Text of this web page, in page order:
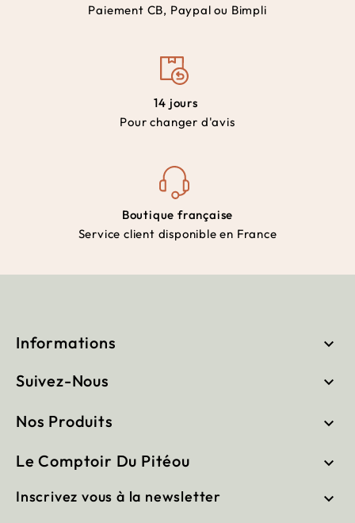
Paiement CB, Paypal ou Bimpli
14 jours
Pour changer d'avis
Boutique française
Service client disponible en France
Informations 
Suivez-Nous 
Nos Produits 
Le Comptoir Du Pitéou 
Inscrivez vous à la newsletter 